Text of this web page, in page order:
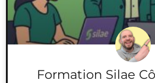
Formation Silae